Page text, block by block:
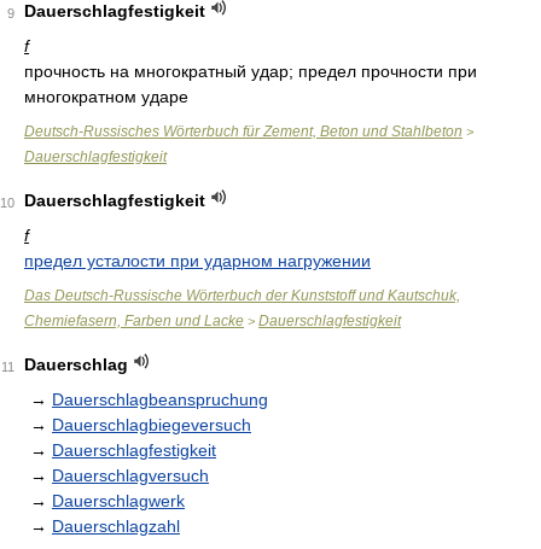
9
Dauerschlagfestigkeit
f
прочность на многократный удар; предел прочности при
многократном ударе
Deutsch-Russisches Wörterbuch für Zement, Beton und Stahlbeton >
Dauerschlagfestigkeit
10
Dauerschlagfestigkeit
f
предел усталости при ударном нагружении
Das Deutsch-Russische Wörterbuch der Kunststoff und Kautschuk,
Chemiefasern, Farben und Lacke > Dauerschlagfestigkeit
11
Dauerschlag
→ Dauerschlagbeanspruchung
→ Dauerschlagbiegeversuch
→ Dauerschlagfestigkeit
→ Dauerschlagversuch
→ Dauerschlagwerk
→ Dauerschlagzahl